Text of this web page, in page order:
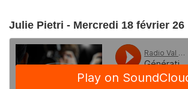
Julie Pietri - Mercredi 18 février 26